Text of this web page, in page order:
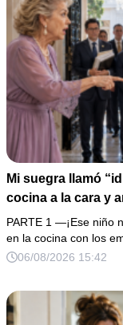
Mi suegra llamó
cocina a la cara y
millones y el 50%
lugar”. Permanecí
firmar; entonces
PARTE 1 —¡Ese niño
en la cocina con los
06/08/2026 15:42